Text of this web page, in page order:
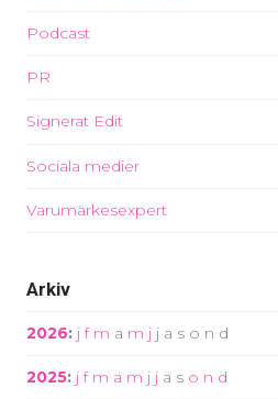
Podcast
PR
Signerat Edit
Sociala medier
Varumärkesexpert
Arkiv
2026: j f m a m j j a s o n d
2025: j f m a m j j a s o n d